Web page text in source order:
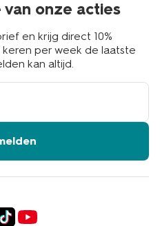
onze acties
en krijg direct 10%
per week de laatste
kan altijd.